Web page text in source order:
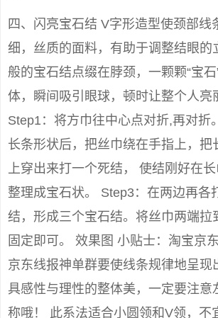
四、闪亮宝石结 V字形造型使颈部线
细，丝质的面料，有助于调整结眼的
般的宝石结点缀在脖颈，一颗颗“宝
体，瞬间吸引眼球，顿时让整个人亮
Step1：将方巾往中心点对折,再对折
长条形状后，把丝巾绕在手指上，把
上穿出来打一个死结， 使结刚好在长
整理成宝石状。 Step3：在两边再各
结，形成三个宝石结。将丝巾两端拉
固定即可。 效果图 小贴士：淘宝京
京东线报神单群要使线条规律地呈现
具感性与理性的整体美，一定要注意
称哦！ 此系法适合小圆领和V领，不